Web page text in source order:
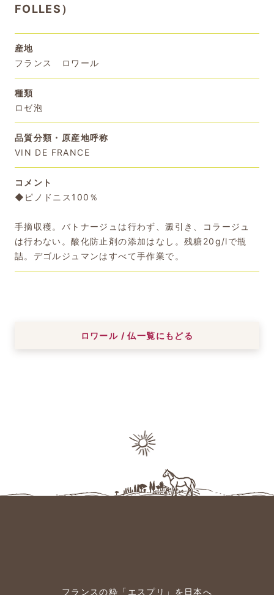
FOLLES）
産地
フランス ロワール
種類
ロゼ泡
品質分類・原産地呼称
VIN DE FRANCE
コメント
◆ピノドニス100％
手摘収穫。バトナージュは行わず、澱引き、コラージュ
は行わない。酸化防止剤の添加はなし。残糖20g/lで瓶
詰。デゴルジュマンはすべて手作業で。
ロワール / 仏一覧にもどる
フランスの粋「エスプリ」を日本へ